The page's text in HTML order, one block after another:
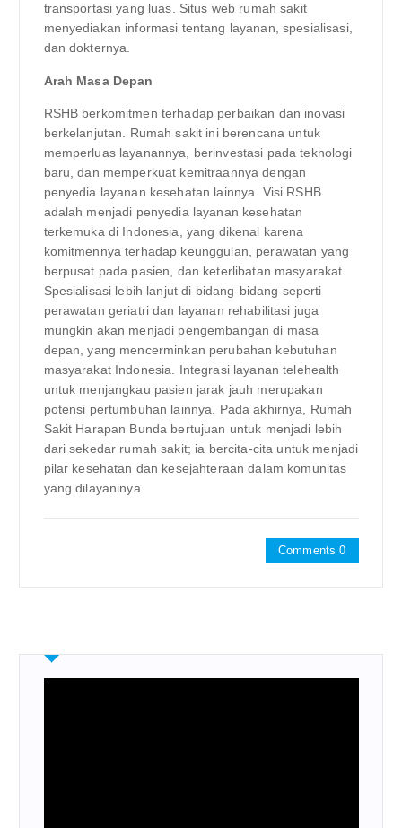
transportasi yang luas. Situs web rumah sakit
menyediakan informasi tentang layanan, spesialisasi,
dan dokternya.
Arah Masa Depan
RSHB berkomitmen terhadap perbaikan dan inovasi
berkelanjutan. Rumah sakit ini berencana untuk
memperluas layanannya, berinvestasi pada teknologi
baru, dan memperkuat kemitraannya dengan
penyedia layanan kesehatan lainnya. Visi RSHB
adalah menjadi penyedia layanan kesehatan
terkemuka di Indonesia, yang dikenal karena
komitmennya terhadap keunggulan, perawatan yang
berpusat pada pasien, dan keterlibatan masyarakat.
Spesialisasi lebih lanjut di bidang-bidang seperti
perawatan geriatri dan layanan rehabilitasi juga
mungkin akan menjadi pengembangan di masa
depan, yang mencerminkan perubahan kebutuhan
masyarakat Indonesia. Integrasi layanan telehealth
untuk menjangkau pasien jarak jauh merupakan
potensi pertumbuhan lainnya. Pada akhirnya, Rumah
Sakit Harapan Bunda bertujuan untuk menjadi lebih
dari sekedar rumah sakit; ia bercita-cita untuk menjadi
pilar kesehatan dan kesejahteraan dalam komunitas
yang dilayaninya.
Comments 0